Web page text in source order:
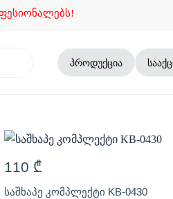
პროდუქცია
110 ₾
საშხაპე კომპლექტი KB-0430